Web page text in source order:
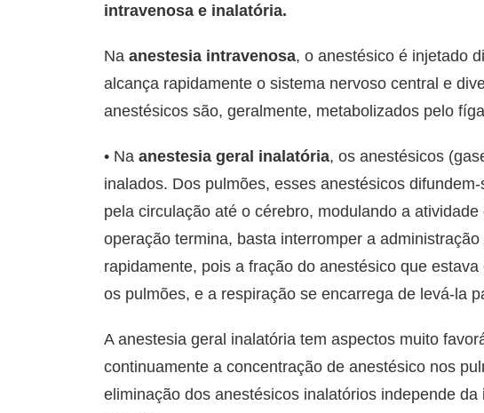
intravenosa e inalatória.
Na anestesia intravenosa, o anestésico é injetado
alcança rapidamente o sistema nervoso central e
anestésicos são, geralmente, metabolizados pelo
• Na anestesia geral inalatória, os anestésicos
inalados. Dos pulmões, esses anestésicos
pela circulação até o cérebro, modulando a
operação termina, basta interromper a
rapidamente, pois a fração do anestésico que
os pulmões, e a respiração se encarrega de levá-la
A anestesia geral inalatória tem aspectos muito
continuamente a concentração de anestésico nos
eliminação dos anestésicos inalatórios independe